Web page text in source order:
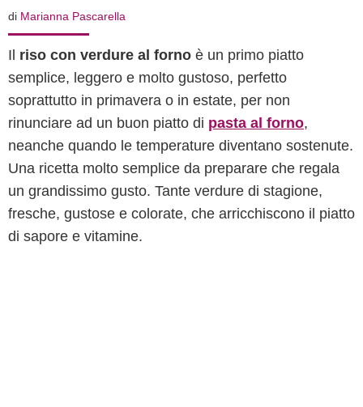
di Marianna Pascarella
Il riso con verdure al forno è un primo piatto
semplice, leggero e molto gustoso, perfetto
soprattutto in primavera o in estate, per non
rinunciare ad un buon piatto di pasta al forno,
neanche quando le temperature diventano sostenute.
Una ricetta molto semplice da preparare che regala
un grandissimo gusto. Tante verdure di stagione,
fresche, gustose e colorate, che arricchiscono il piatto
di sapore e vitamine.